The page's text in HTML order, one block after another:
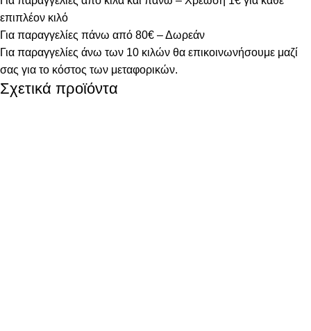
επιπλέον κιλό
Για παραγγελίες πάνω από 80€ – Δωρεάν
Για παραγγελίες άνω των 10 κιλών θα επικοινωνήσουμε μαζί
σας για το κόστος των μεταφορικών.
Σχετικά προϊόντα